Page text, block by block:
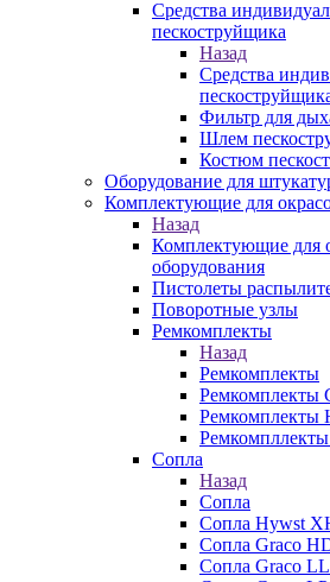
Средства
пескоструйщика
Назад
Средства
Фильтр для
Шлем
Костюм
Оборудование для
Комплектующие для
Назад
Комплектующие для
оборудования
Пистолеты
Поворотные узлы
Ремкомплекты
Назад
Ремкомплекты
Ремкомплекты
Ремкомплекты
Сопла
Назад
Сопла
Сопла Hywst
Сопла Graco
Сопла Graco